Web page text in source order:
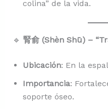
colina” de la vida.
🔹 腎俞 (Shèn Shū) –
Ubicación: En la
Importancia:
soporte óseo.